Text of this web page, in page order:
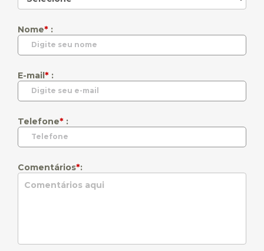
Nome* :
E-mail* :
Telefone* :
Comentários*: